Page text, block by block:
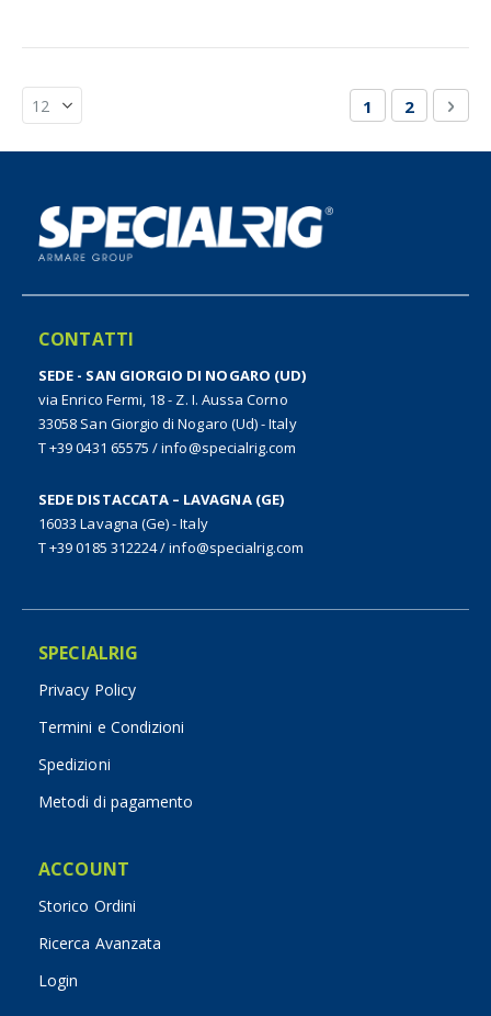
Pagina
Attualmente
1 Pagina
2
CONTATTI
SEDE - SAN GIORGIO DI NOGARO (UD)
via Enrico Fermi, 18 - Z. I. Aussa Corno
33058 San Giorgio di Nogaro (Ud) - Italy
T +39 0431 65575 /info@specialrig.com
SEDE DISTACCATA – LAVAGNA (GE)
16033 Lavagna (Ge) - Italy
T +39 0185 312224/info@specialrig.com
SPECIALRIG
Privacy Policy
Termini e Condizioni
Spedizioni
Metodi di pagamento
ACCOUNT
Storico Ordini
Ricerca Avanzata
Login